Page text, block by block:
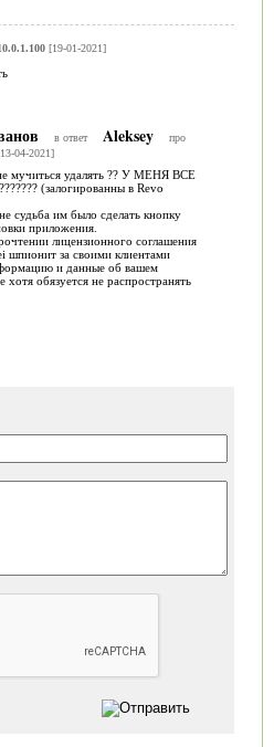
[19-01-2021]
в ответ Aleksey
про
04-2021]
мучиться удалять ?? У МЕНЯ ВСЕ
(залогированны в Revo
судьба им было сделать кнопку
приложения.
лицензионного соглашения
шпионит за своими клиентами
и данные об вашем
хотя обязуется не распространять